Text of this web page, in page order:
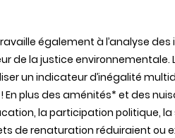
également à l’analyse
de la justice environnementale.
un indicateur d’inégalité
En plus des aménités* et des
la participation politique,
de renaturation réduiraient ou